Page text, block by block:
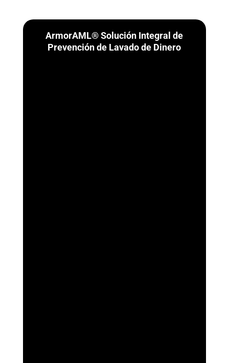
ArmorAML® Solución Integral de
Prevención de Lavado de Dinero